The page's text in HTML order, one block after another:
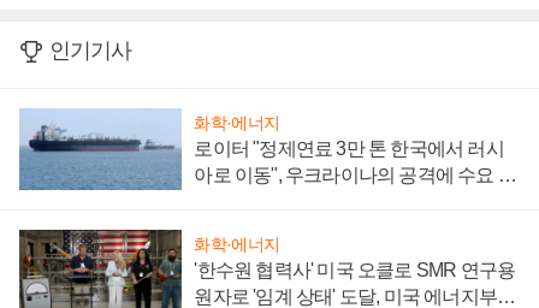
인기기사
화학·에너지
로이터 "정제연료 3만 톤 한국에서 러시
아로 이동", 우크라이나의 공격에 수요 늘
화학·에너지
'한수원 협력사' 미국 오클로 SMR 연구용
원자로 '임계 상태' 도달, 미국 에너지부